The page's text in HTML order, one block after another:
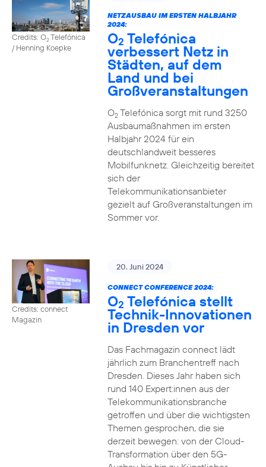
Credits: O2Telefónica
/ Henning Koepke
NETZAUSBAU IM ERSTEN HALBJAHR
2024:
O2 Telefónica
verbessert Netz in
Städten, auf dem
Land und bei
Großveranstaltungen
O2Telefónica sorgt mit rund 3250
Ausbaumaßnahmen im ersten
Halbjahr 2024 für ein
deutschlandweit besseres
Mobilfunknetz. Gleichzeitig bereitet
sich der
Telekommunikationsanbieter
gezielt auf Großveranstaltungen im
Sommer vor.
Credits: connect
Magazin
20. Juni 2024
CONNECT CONFERENCE 2024:
O2 Telefónica stellt
Technik-Innovationen
in Dresden vor
Das Fachmagazin connect lädt
jährlich zum Branchentreff nach
Dresden. Dieses Jahr haben sich
rund 140 Expert:innen aus der
Telekommunikationsbranche
getroffen und über die wichtigsten
Themen gesprochen, die sie
derzeit bewegen: von der Cloud-
Transformation über den 5G-